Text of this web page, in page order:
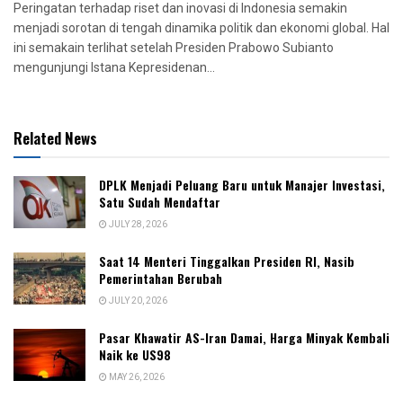
Peringatan terhadap riset dan inovasi di Indonesia semakin
menjadi sorotan di tengah dinamika politik dan ekonomi global. Hal
ini semakain terlihat setelah Presiden Prabowo Subianto
mengunjungi Istana Kepresidenan...
Related News
DPLK Menjadi Peluang Baru untuk Manajer Investasi,
Satu Sudah Mendaftar
JULY 28, 2026
Saat 14 Menteri Tinggalkan Presiden RI, Nasib
Pemerintahan Berubah
JULY 20, 2026
Pasar Khawatir AS-Iran Damai, Harga Minyak Kembali
Naik ke US98
MAY 26, 2026